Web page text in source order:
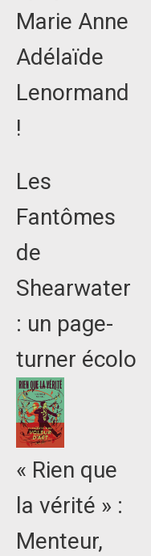
Marie Anne
Adélaïde
Lenormand
!
Les
Fantômes
de
Shearwater
: un page-
turner écolo
« Rien que
la vérité » :
Menteur,